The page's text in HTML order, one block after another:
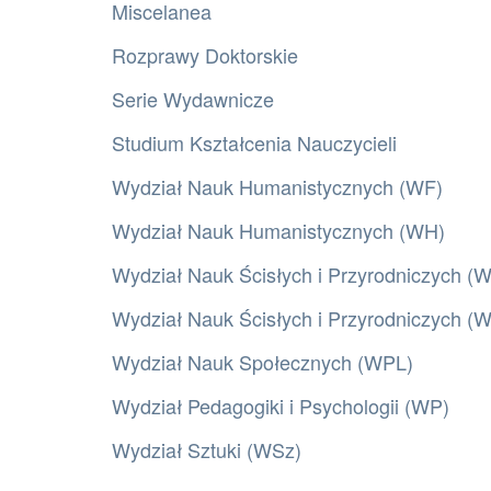
Miscelanea
Rozprawy Doktorskie
Serie Wydawnicze
Studium Kształcenia Nauczycieli
Wydział Nauk Humanistycznych (WF)
Wydział Nauk Humanistycznych (WH)
Wydział Nauk Ścisłych i Przyrodniczych
Wydział Nauk Ścisłych i Przyrodniczych
Wydział Nauk Społecznych (WPL)
Wydział Pedagogiki i Psychologii (WP)
Wydział Sztuki (WSz)